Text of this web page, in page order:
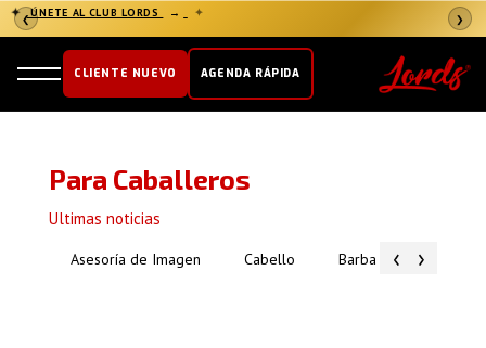
❮ ❯
✦ ÚNETE AL CLUB LORDS → ✦
CLIENTE NUEVO AGENDA RÁPIDA
Para Caballeros
Ultimas noticias
‹
Asesoría de Imagen Cabello Barba Piel
›